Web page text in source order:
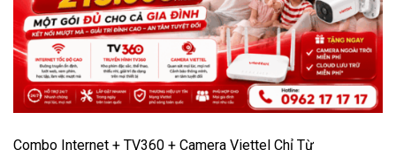
Combo Internet + TV360 + Camera Viettel Chỉ Từ